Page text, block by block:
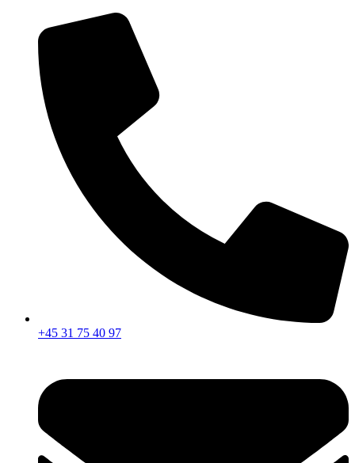
indhold
+45 31 75 40 97